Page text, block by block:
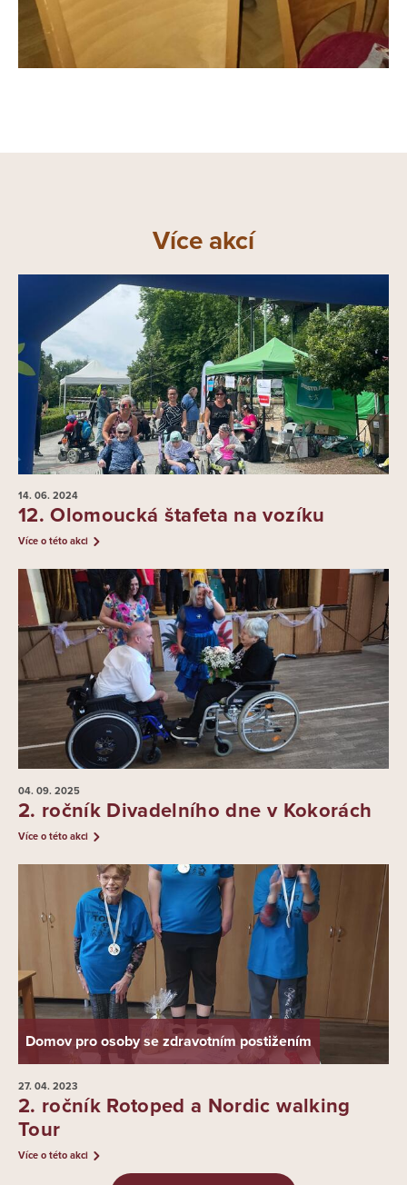
Více akcí
14. 06. 2024
12. Olomoucká štafeta na vozíku
Více o této akci
04. 09. 2025
2. ročník Divadelního dne v Kokorách
Více o této akci
Domov pro osoby se zdravotním postižením
27. 04. 2023
2. ročník Rotoped a Nordic walking
Tour
Více o této akci